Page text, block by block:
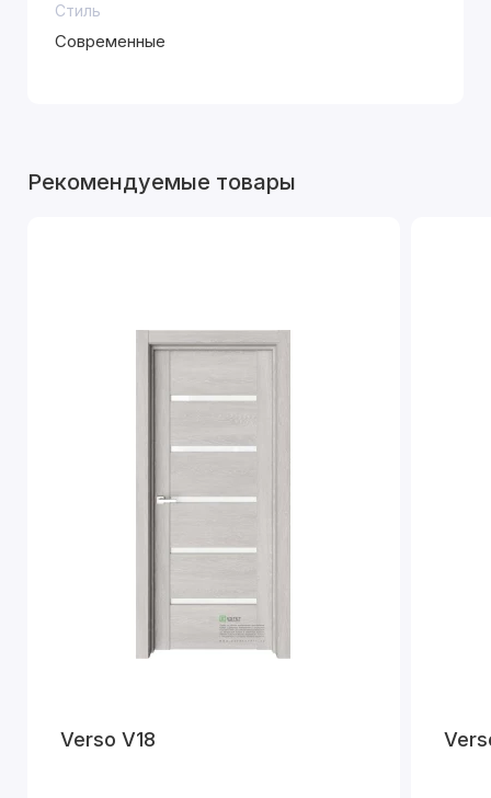
Стиль
Современные
Рекомендуемые товары
Verso V18